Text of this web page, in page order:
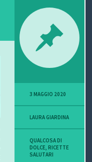
3 MAGGIO 2020
LAURA GIARDINA
QUALCOSA DI
DOLCE,RICETTE
SALUTARI